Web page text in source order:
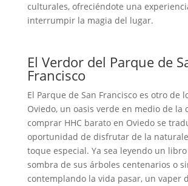
culturales, ofreciéndote una
interrumpir la magia del lugar.
El Verdor del Parque de
Francisco
El Parque de San Francisco es otro de
Oviedo, un oasis verde en medio de la
comprar HHC barato en Oviedo se
oportunidad de disfrutar de la
toque especial. Ya sea leyendo un
sombra de sus árboles centenarios o
contemplando la vida pasar, un vaper